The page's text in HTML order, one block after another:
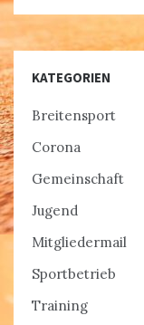
KATEGORIEN
Breitensport
Corona
Gemeinschaft
Jugend
Mitgliedermail
Sportbetrieb
Training